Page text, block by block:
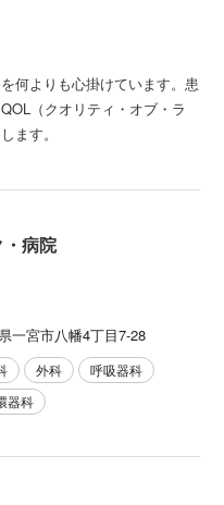
何よりも心掛けています。患
（クオリティ・オブ・ラ
ます。
・病院
一宮市八幡4丁目7-28
外科
呼吸器科
器科